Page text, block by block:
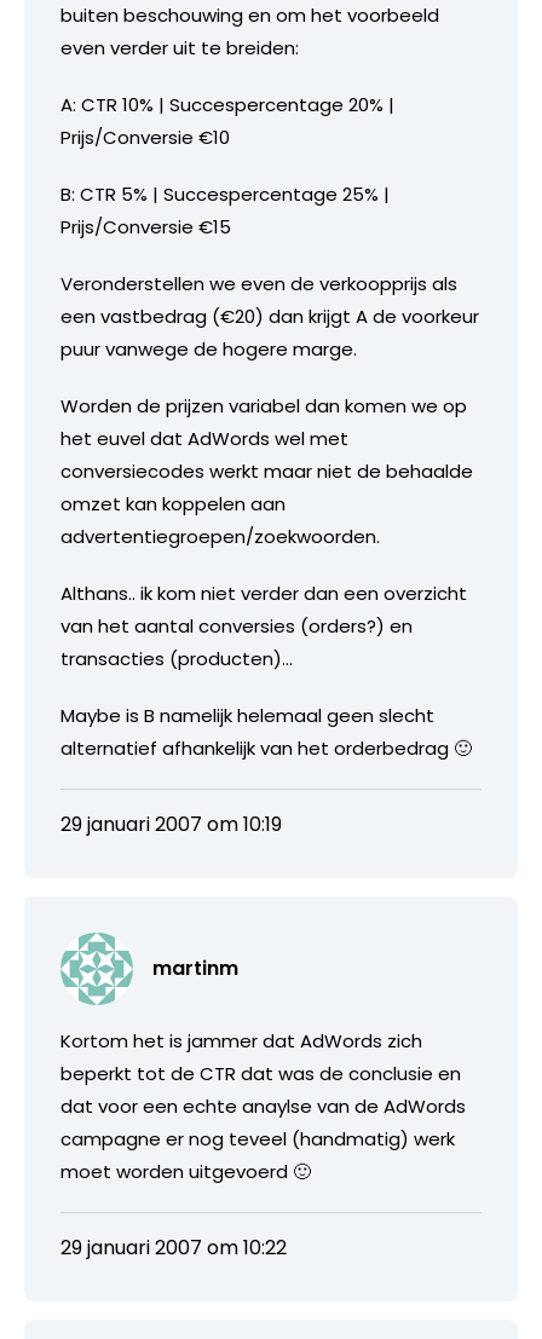
buiten beschouwing en om het voorbeeld
even verder uit te breiden:
A: CTR 10% | Succespercentage 20% |
Prijs/Conversie €10
B: CTR 5% | Succespercentage 25% |
Prijs/Conversie €15
Veronderstellen we even de verkoopprijs als
een vastbedrag (€20) dan krijgt A de voorkeur
puur vanwege de hogere marge.
Worden de prijzen variabel dan komen we op
het euvel dat AdWords wel met
conversiecodes werkt maar niet de behaalde
omzet kan koppelen aan
advertentiegroepen/zoekwoorden.
Althans.. ik kom niet verder dan een overzicht
van het aantal conversies (orders?) en
transacties (producten)…
Maybe is B namelijk helemaal geen slecht
alternatief afhankelijk van het orderbedrag 🙂
29 januari 2007 om 10:19
martinm
Kortom het is jammer dat AdWords zich
beperkt tot de CTR dat was de conclusie en
dat voor een echte anaylse van de AdWords
campagne er nog teveel (handmatig) werk
moet worden uitgevoerd 🙂
29 januari 2007 om 10:22